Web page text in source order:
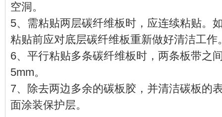
空洞。
5、需粘贴两层碳纤维板时，应连续粘贴。
粘贴前应对底层碳纤维板重新做好清洁
6、平行粘贴多条碳纤维板时，两条板带之
5mm。
7、除去两边多余的碳板胶，并清洁碳板的
面涂装保护层。